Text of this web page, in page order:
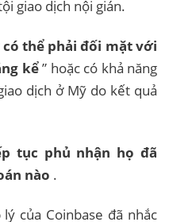
giao dịch nội gián.
có thể phải đối mặt với
kể” hoặc có khả năng
dịch ở Mỹ do kết quả
tục phủ nhận họ đã
nào .
của Coinbase đã nhắc